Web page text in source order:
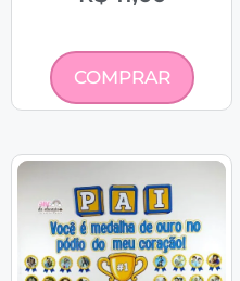
COMPRAR